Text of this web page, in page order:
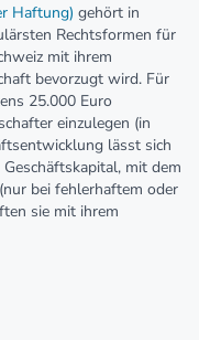
Haftung) gehört in
Rechtsformen für
mit ihrem
bevorzugt wird. Für
25.000 Euro
einzulegen (in
lässt sich
mit dem
bei fehlerhaftem oder
sie mit ihrem